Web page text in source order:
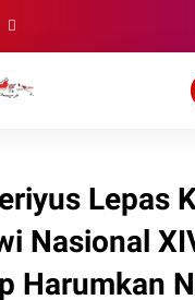
Lepas
Nasional
Harumkan